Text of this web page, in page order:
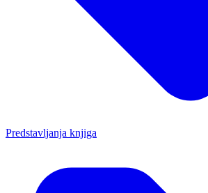
Predstavljanja knjiga